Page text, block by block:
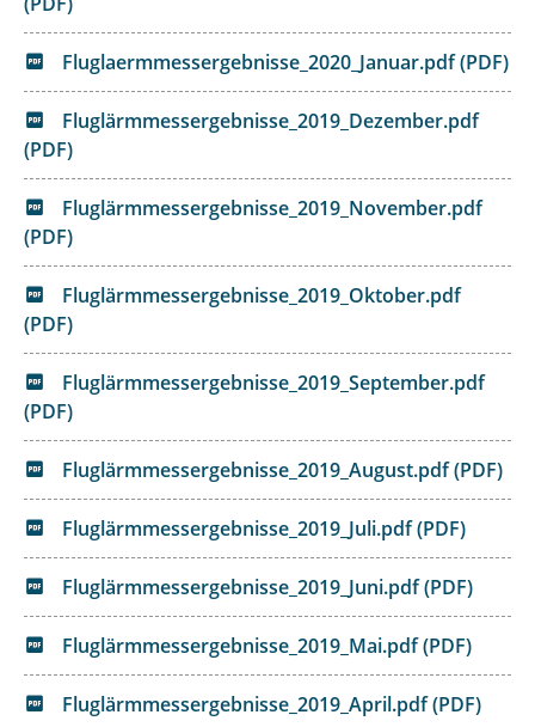
Fluglaermmessergebnisse_2020_Januar.pdf (PDF)
Fluglärmmessergebnisse_2019_Dezember.pdf
(PDF)
Fluglärmmessergebnisse_2019_November.pdf
(PDF)
Fluglärmmessergebnisse_2019_Oktober.pdf
(PDF)
Fluglärmmessergebnisse_2019_September.pdf
(PDF)
Fluglärmmessergebnisse_2019_August.pdf (PDF)
Fluglärmmessergebnisse_2019_Juli.pdf (PDF)
Fluglärmmessergebnisse_2019_Juni.pdf (PDF)
Fluglärmmessergebnisse_2019_Mai.pdf (PDF)
Fluglärmmessergebnisse_2019_April.pdf (PDF)